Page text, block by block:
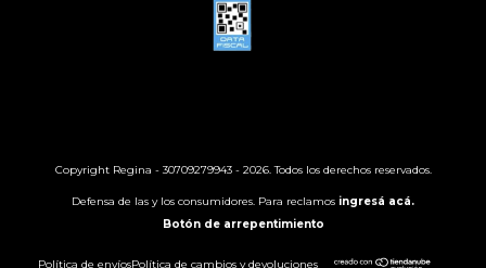
Copyright Regina - 30709279943 - 2026. Todos los derechos reservados.
Defensa de las y los consumidores. Para reclamos ingresá acá.
Botón de arrepentimiento
Política de envíosPolítica de cambios y devoluciones